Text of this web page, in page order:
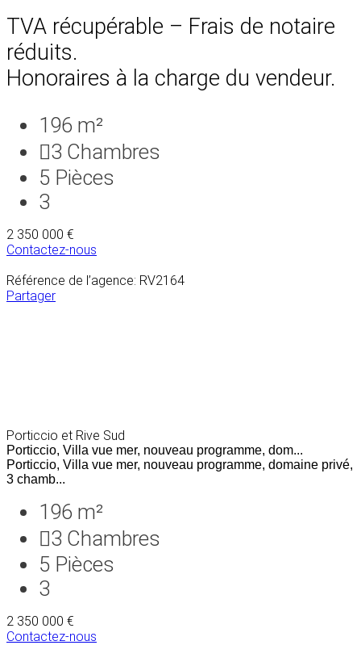
TVA récupérable – Frais de notaire
réduits.
Honoraires à la charge du vendeur.
196 m²
3 Chambres
5 Pièces
3
2 350 000 €
Contactez-nous
Référence de l’agence: RV2164
Partager
Porticcio et Rive Sud
Porticcio, Villa vue mer, nouveau programme, dom...
Porticcio, Villa vue mer, nouveau programme, domaine privé,
3 chamb...
196 m²
3 Chambres
5 Pièces
3
2 350 000 €
Contactez-nous